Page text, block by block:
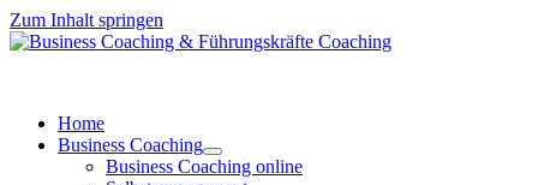
Zum Inhalt springen
Home
Business Coaching
Business Coaching online